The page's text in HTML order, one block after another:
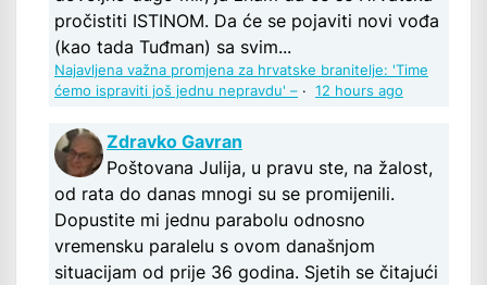
pročistiti ISTINOM. Da će se pojaviti novi vođa
(kao tada Tuđman) sa svim...
Najavljena važna promjena za hrvatske branitelje: 'Time
ćemo ispraviti još jednu nepravdu' – · 12 hours ago
Zdravko Gavran
Poštovana Julija, u pravu ste, na žalost,
od rata do danas mnogi su se promijenili.
Dopustite mi jednu parabolu odnosno
vremensku paralelu s ovom današnjom
situacijam od prije 36 godina. Sjetih se čitajući